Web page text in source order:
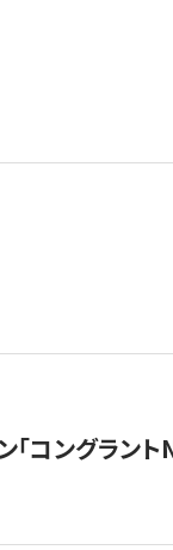
コングラント